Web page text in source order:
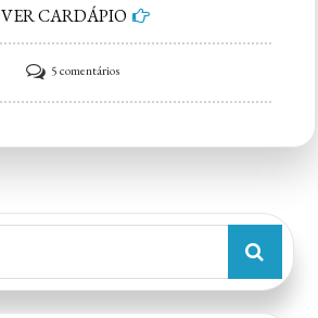
VER CARDÁPIO
5 comentáriosem
Pizzaria